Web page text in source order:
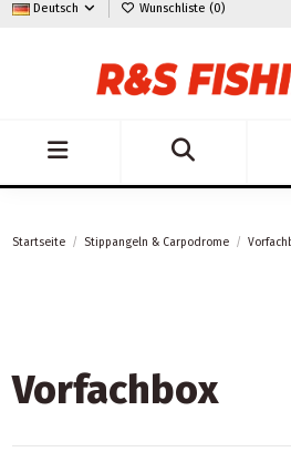
Deutsch
Wunschliste (0)
Startseite Stippangeln & Carpodrome
Vorfachbox